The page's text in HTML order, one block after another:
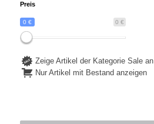
Preis
0 €
0 €
Zeige Artikel der Kategorie Sale an
Nur Artikel mit Bestand anzeigen